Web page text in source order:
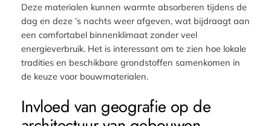
Deze materialen kunnen warmte absorberen tijdens de
dag en deze ’s nachts weer afgeven, wat bijdraagt aan
een comfortabel binnenklimaat zonder veel
energieverbruik. Het is interessant om te zien hoe lokale
tradities en beschikbare grondstoffen samenkomen in
de keuze voor bouwmaterialen.
Invloed van geografie op de